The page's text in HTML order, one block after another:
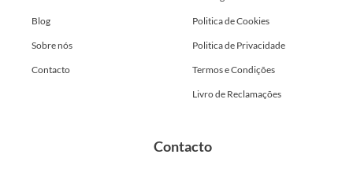
Blog
Sobre nós
Contacto
Politica de Cookies
Politica de Privacidade
Termos e Condições
Livro de Reclamações
Contacto